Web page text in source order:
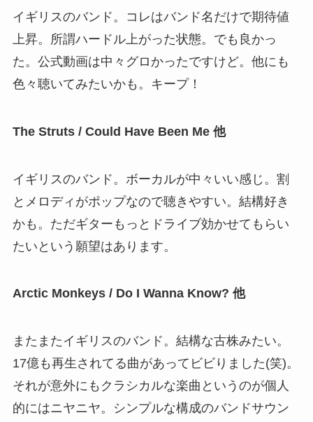
イギリスのバンド。コレはバンド名だけで期待値
上昇。所謂ハードル上がった状態。でも良かっ
た。公式動画は中々グロかったですけど。他にも
色々聴いてみたいかも。キープ！
The Struts / Could Have Been Me 他
イギリスのバンド。ボーカルが中々いい感じ。割
とメロディがポップなので聴きやすい。結構好き
かも。ただギターもっとドライブ効かせてもらい
たいという願望はあります。
Arctic Monkeys / Do I Wanna Know? 他
またまたイギリスのバンド。結構な古株みたい。
17億も再生されてる曲があってビビりました(笑)。
それが意外にもクラシカルな楽曲というのが個人
的にはニヤニヤ。シンプルな構成のバンドサウン